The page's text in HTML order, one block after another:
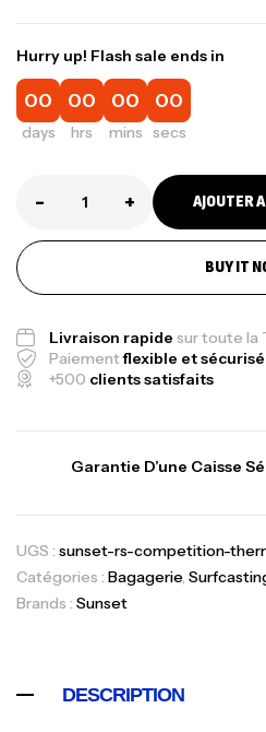
Hurry up! Flash sale ends in
00
days
00
hrs
00
mins
00
secs
- + AJOUTER
BUY IT
Livraison rapide sur toute la
Paiementflexible et sécurisé
+500 clients satisfaits
Garantie D’une Caisse
UGS : sunset-rs-competition-
Catégories : Bagagerie,
Brands : Sunset
DESCRIPTION